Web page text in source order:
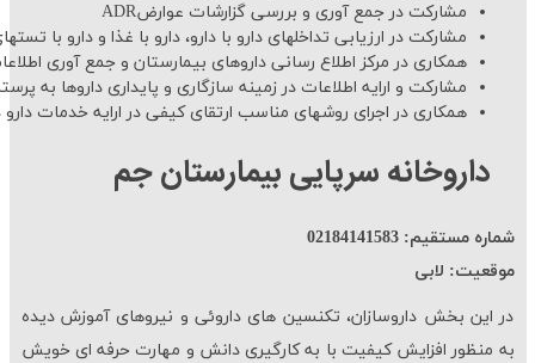
مشارکت در جمع آوری و بررسی گزارشات عوارضADR
مشارکت در ارزیابی تداخلهای دارو با دارو، دارو با غذا و دارو با
همکاری در مرکز اطلاع رسانی داروهای بیمارستان و جمع آوری
مشارکت و ارایه اطلاعات در زمینه سازگاری و پایداری داروها به
همکاری در اجرای روشهای مناسب ارتقای کیفی در ارایه خدمات دارو
داروخانه سرپایی بیمارستان جم
شماره مستقیم: 02184141583
موقعیت: لابی
در این بخش داروسازان، تکنسین های داروئی و نیروهای آموزش دیده
به منظور افزایش کیفیت با به کارگیری دانش و مهارت حرفه ای خویش